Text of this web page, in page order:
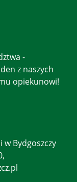
-
z naszych
opiekunowi!
Bydgoszczy